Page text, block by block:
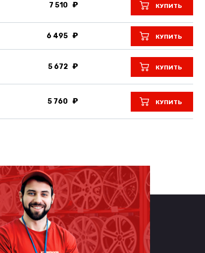
7 510 КУПИТЬ
6 495 КУПИТЬ
5 672 КУПИТЬ
5 760 КУПИТЬ